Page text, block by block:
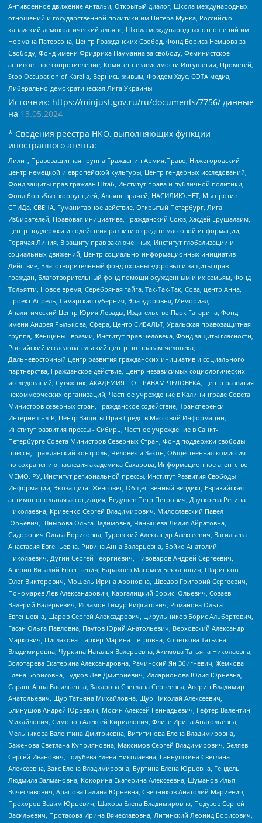
Антивоенное движение Антальи, Открытый диалог, Школа международных
отношений и государственной политики им Питера Мунка, Российско-
канадский демократический альянс, Школа международных отношений им
Нормана Патерсона, Центр Гражданских Свобод, Фонд Бориса Немцова за
Свободу, Фонд имени Фридриха Науманна за свободу, Феминистское
антивоенное сопротивление, Комитет независимости Ингушетии, Прометей,
Stop Occupation of Karelia, Вернись живым, Фридом Хаус, СОТА медиа,
Либерально-демократическая Лига Украины
Источник: https://minjust.gov.ru/ru/documents/7756/ данные
на 13.05.2024
* Сведения реестра НКО, выполняющих функции
иностранного агента:
Лилит, Правозащитная группа Гражданин.Армия.Право, Нижегородский
центр немецкой и европейской культуры, Центр гендерных исследований,
Фонд защиты прав граждан Штаб, Институт права и публичной политики,
Фонд борьбы с коррупцией, Альянс врачей, НАСИЛИЮ.НЕТ, Мы против
СПИДа, СВЕЧА, Гуманитарное действие, Открытый Петербург, Лига
Избирателей, Правовая инициатива, Гражданский Союз, Хасдей Ерушалаим,
Центр поддержки и содействия развитию средств массовой информации,
Горячая Линия, В защиту прав заключенных, Институт глобализации и
социальных движений, Центр социально-информационных инициатив
Действие, Благотворительный фонд охраны здоровья и защиты прав
граждан, Благотворительный фонд помощи осужденным и их семьям, Фонд
Тольятти, Новое время, Серебряная тайга, Так-Так-Так, Сова, центр Анна,
Проект Апрель, Самарская губерния, Эра здоровья, Мемориал,
Аналитический Центр Юрия Левады, Издательство Парк Гагарина, Фонд
имени Андрея Рылькова, Сфера, Центр СИБАЛЬТ, Уральская правозащитная
группа, Женщины Евразии, Институт прав человека, Фонд защиты гласности,
Российский исследовательский центр по правам человека,
Дальневосточный центр развития гражданских инициатив и социального
партнерства, Гражданское действие, Центр независимых социологических
исследований, Сутяжник, АКАДЕМИЯ ПО ПРАВАМ ЧЕЛОВЕКА, Центр развития
некоммерческих организаций, Частное учреждение в Калининграде Совета
Министров северных стран, Гражданское содействие, Трансперенси
Интернешнл-Р, Центр Защиты Прав Средств Массовой Информации,
Институт развития прессы - Сибирь, Частное учреждение в Санкт-
Петербурге Совета Министров Северных Стран, Фонд поддержки свободы
прессы, Гражданский контроль, Человек и Закон, Общественная комиссия
по сохранению наследия академика Сахарова, Информационное агентство
МЕМО. РУ, Институт региональной прессы, Институт Развития Свободы
Информации, Экозащита!-Женсовет, Общественный вердикт, Евразийская
антимонопольная ассоциация, Бедушев Петр Петрович, Дзугкоева Регина
Николаевна, Кривенко Сергей Владимирович, Милославский Павел
Юрьевич, Шнырова Ольга Вадимовна, Чанышева Лилия Айратовна,
Сидорович Ольга Борисовна, Туровский Александр Алексеевич, Васильева
Анастасия Евгеньевна, Ривина Анна Валерьевна, Бойко Анатолий
Николаевич, Дугин Сергей Георгиевич, Пивоваров Андрей Сергеевич,
Аверин Виталий Евгеньевич, Барахоев Магомед Бекханович, Шарипков
Олег Викторович, Мошель Ирина Ароновна, Шведов Григорий Сергеевич,
Пономарев Лев Александрович, Каргалицкий Борис Юльевич, Созаев
Валерий Валерьевич, Исламов Тимур Рифгатович, Романова Ольга
Евгеньевна, Щаров Сергей Алексадрович, Цирульников Борис Альбертович,
Гасан Ольга Павловна, Паутов Юрий Анатольевич, Верховский Александр
Маркович, Пислакова-Паркер Марина Петровна, Кочеткова Татьяна
Владимировна, Чуркина Наталья Валерьевна, Акимова Татьяна Николаевна,
Золотарева Екатерина Александровна, Рачинский Ян Збигневич, Жемкова
Елена Борисовна, Гудков Лев Дмитриевич, Илларионова Юлия Юрьевна,
Саранг Анна Васильевна, Захарова Светлана Сергеевна, Аверин Владимир
Анатольевич, Щур Татьяна Михайловна, Щур Николай Алексеевич,
Блинушов Андрей Юрьевич, Мосин Алексей Геннадьевич, Гефтер Валентин
Михайлович, Симонов Алексей Кириллович, Флиге Ирина Анатольевна,
Мельникова Валентина Дмитриевна, Вититинова Елена Владимировна,
Баженова Светлана Куприяновна, Максимов Сергей Владимирович, Беляев
Сергей Иванович, Голубева Елена Николаевна, Ганнушкина Светлана
Алексеевна, Закс Елена Владимировна, Буртина Елена Юрьевна, Гендель
Людмила Залмановна, Кокорина Екатерина Алексеевна, Шуманов Илья
Вячеславович, Арапова Галина Юрьевна, Свечников Анатолий Мариевич,
Прохоров Вадим Юрьевич, Шахова Елена Владимировна, Подузов Сергей
Васильевич, Протасова Ирина Вячеславовна, Литинский Леонид Борисович,